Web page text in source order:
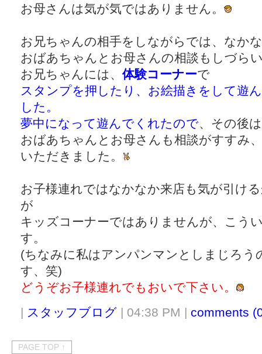
お母さんは気が気ではありません。
お兄ちゃんの相手をしながらでは、なか
おばあちゃんとお母さんの相談もしづら
お兄ちゃんには、体験コーナーで
スタンプを押したり、お絵描きをして遊
した。
夢中になって遊んでくれたので、その後は
おばあちゃんとお母さんも相談がすすみ
いただきました。
お子様連れではなかなか来店も気が引け
が
キッズコーナーではありませんが、こう
す。
(ちなみに私はアンパンマンとしまじろう
す、笑)
どうぞお子様連れでもおいで下さい。
| スタッフブログ | 04:38 PM | comments
PAGE TOP ↑